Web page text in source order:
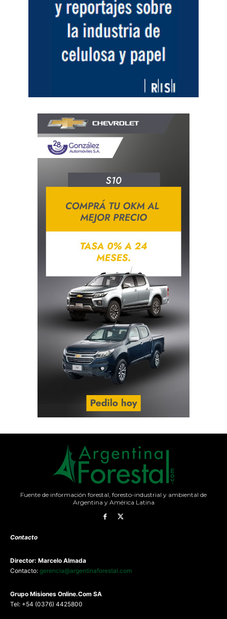
Fuente de información forestal, foresto-industrial y ambiental de
Argentina y América Latina
Contacto
Director: Marcelo Almada
Contacto: gerencia@argentinaforestal.com
Grupo Misiones Online.Com SA
Tel: +54 (0376) 4425800